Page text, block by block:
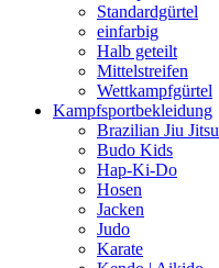
Standardgürtel
einfarbig
Halb geteilt
Mittelstreifen
Wettkampfgürtel
Kampfsportbekleidung
Brazilian Jiu Jitsu
Budo Kids
Hap-Ki-Do
Hosen
Jacken
Judo
Karate